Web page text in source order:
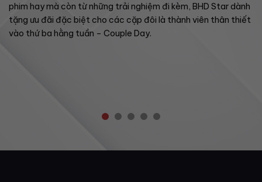
phim hay mà còn từ những trải nghiệm đi kèm, BHD Star dành
tặng ưu đãi đặc biệt cho các cặp đôi là thành viên thân thiết
vào thứ ba hằng tuần – Couple Day.